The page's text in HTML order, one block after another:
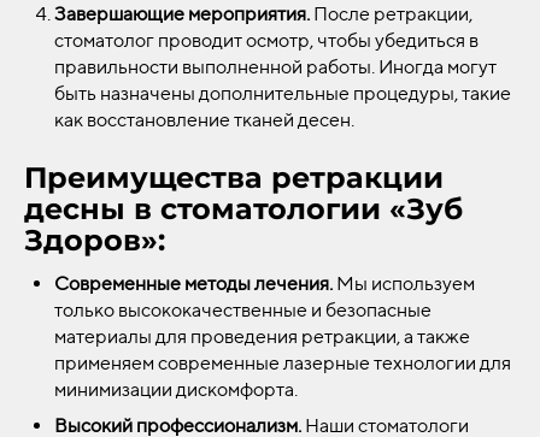
Завершающие мероприятия. После ретракции,
стоматолог проводит осмотр, чтобы убедиться в
правильности выполненной работы. Иногда могут
быть назначены дополнительные процедуры, такие
как восстановление тканей десен.
Преимущества ретракции
десны в стоматологии «Зуб
Здоров»:
Современные методы лечения. Мы используем
только высококачественные и безопасные
материалы для проведения ретракции, а также
применяем современные лазерные технологии для
минимизации дискомфорта.
Высокий профессионализм. Наши стоматологи